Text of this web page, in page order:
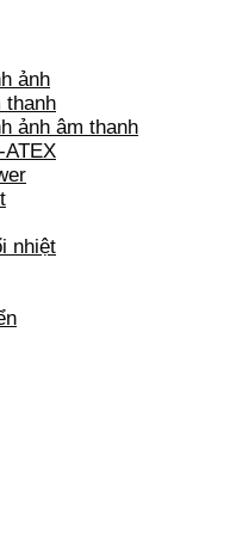
ảnh
thanh
ảnh âm thanh
nhiệt